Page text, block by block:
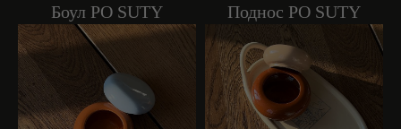
Боул PO SUTY
Поднос PO SUTY